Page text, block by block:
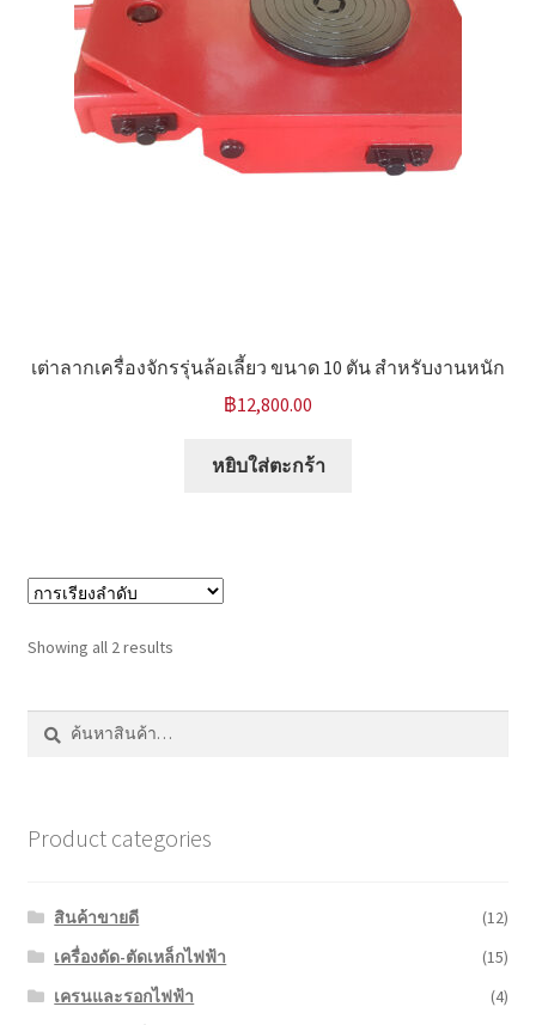
เต่าลากเครื่องจักรรุ่นล้อเลี้ยว ขนาด 10 ตัน สำหรับงานหนัก
฿12,800.00
หยิบใส่ตะกร้า
Showing all 2 results
ค้นหา:
ค้นหา
Product categories
สินค้าขายดี
(12)
เครื่องดัด-ตัดเหล็กไฟฟ้า
(15)
เครนและรอกไฟฟ้า
(4)